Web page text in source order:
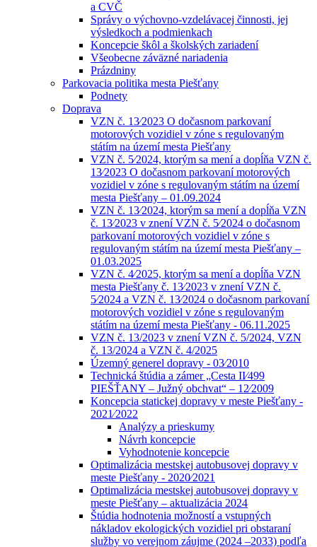
a CVČ
Správy o výchovno-vzdelávacej činnosti, jej
výsledkoch a podmienkach
Koncepcie škôl a školských zariadení
Všeobecne záväzné nariadenia
Prázdniny
Parkovacia politika mesta Piešťany
Podnety
Doprava
VZN č. 13⁄2023 O dočasnom parkovaní
motorových vozidiel v zóne s regulovaným
státím na území mesta Piešťany
VZN č. 5⁄2024, ktorým sa mení a dopĺňa VZN č.
13⁄2023 O dočasnom parkovaní motorových
vozidiel v zóne s regulovaným státím na území
mesta Piešťany – 01.09.2024
VZN č. 13⁄2024, ktorým sa mení a dopĺňa VZN
č. 13⁄2023 v znení VZN č. 5⁄2024 o dočasnom
parkovaní motorových vozidiel v zóne s
regulovaným státím na území mesta Piešťany –
01.03.2025
VZN č. 4⁄2025, ktorým sa mení a dopĺňa VZN
mesta Piešťany č. 13⁄2023 v znení VZN č.
5⁄2024 a VZN č. 13⁄2024 o dočasnom parkovaní
motorových vozidiel v zóne s regulovaným
státím na území mesta Piešťany - 06.11.2025
VZN č. 13/2023 v znení VZN č. 5/2024, VZN
č. 13/2024 a VZN č. 4/2025
Územný generel dopravy - 03⁄2010
Technická štúdia a zámer „Cesta II⁄499
PIEŠŤANY – Južný obchvat“ – 12⁄2009
Koncepcia statickej dopravy v meste Piešťany -
2021⁄2022
Analýzy a prieskumy
Návrh koncepcie
Vyhodnotenie koncepcie
Optimalizácia mestskej autobusovej dopravy v
meste Piešťany - 2020⁄2021
Optimalizácia mestskej autobusovej dopravy v
meste Piešťany – aktualizácia 2024
Štúdia hodnotenia možností a vstupných
nákladov ekologických vozidiel pri obstaraní
služby vo verejnom záujme (2024 –2033) podľa